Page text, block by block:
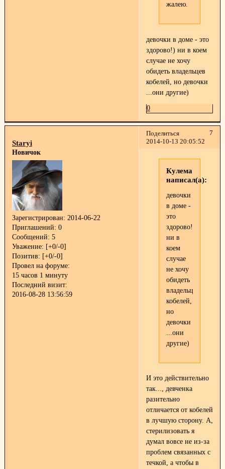
жалею.
девочки в доме - это
здорово!) ни в коем
случае не хочу
обидеть владельцев
кобелей, но девочки
...они другие)
0
Поделиться
7
2014-10-13 20:05:52
Staryi
Новичок
Зарегистрирован: 2014-06-22
Приглашений: 0
Сообщений: 5
Уважение: [+0/-0]
Позитив: [+0/-0]
Провел на форуме:
15 часов 1 минуту
Последний визит:
2016-08-28 13:56:59
Кулема
написал(а):
девочки
в доме -
это
здорово!)
ни в
коем
случае
не хочу
обидеть
владельцев
кобелей,
но
девочки
...они
другие)
И это действительно
так..., девченка
разительно
отличается от кобелей
в лучшую сторону. А,
стерилизовать я
думал вовсе не из-за
проблем связанных с
течкой, а чтобы в